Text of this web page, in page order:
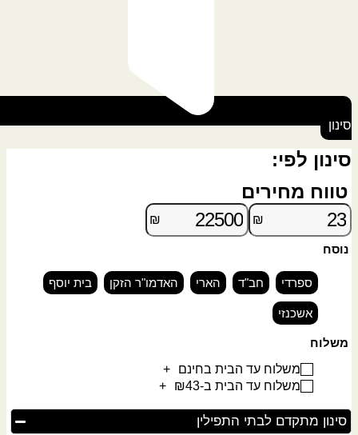
סינון
סינון לפי:
טווח מחירים
₪
₪
נוסח
ספרדי חב"ד הארי האדמו"ר הזקן בית יוסף
אשכנזי
משלוח
משלוח עד הבית בחינם
+
משלוח עד הבית ב-₪43
+
סינון מתקדם לבתי התפילין